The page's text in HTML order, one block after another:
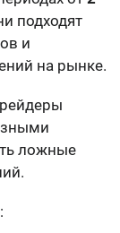
подходят
и
на рынке.
ложные